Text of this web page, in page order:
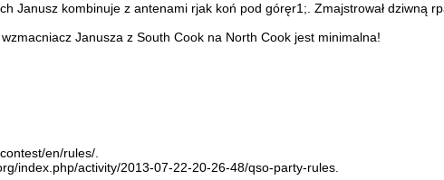
Janusz kombinuje z antenami rjak koń pod góręr1;. Zmajstrował dziwną
Janusza z South Cook na North Cook jest minimalna!
en/rules/.
index.php/activity/2013-07-22-20-26-48/qso-party-rules.